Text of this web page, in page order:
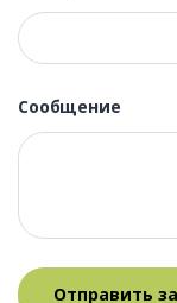
Сообщение